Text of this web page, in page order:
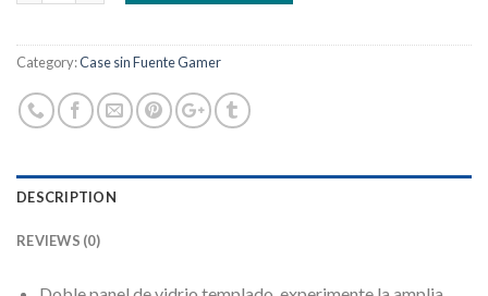
Category:Case sin Fuente Gamer
DESCRIPTION
REVIEWS (0)